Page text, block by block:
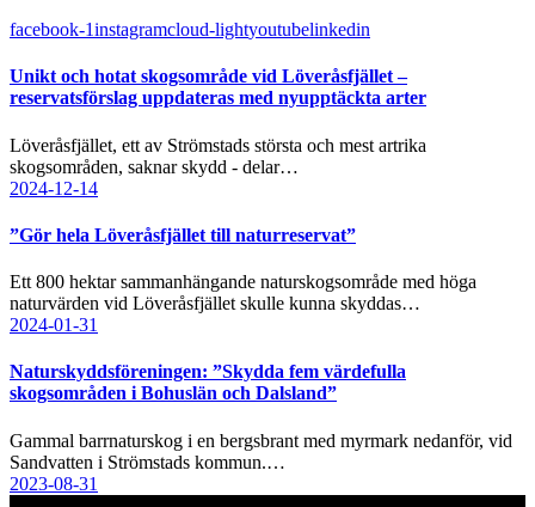
facebook-1instagramcloud-lightyoutubelinkedin
Unikt och hotat skogsområde vid Löveråsfjället –
reservatsförslag uppdateras med nyupptäckta arter
Löveråsfjället, ett av Strömstads största och mest artrika
skogsområden, saknar skydd - delar…
2024-12-14
”Gör hela Löveråsfjället till naturreservat”
Ett 800 hektar sammanhängande naturskogsområde med höga
naturvärden vid Löveråsfjället skulle kunna skyddas…
2024-01-31
Naturskyddsföreningen: ”Skydda fem värdefulla
skogsområden i Bohuslän och Dalsland”
Gammal barrnaturskog i en bergsbrant med myrmark nedanför, vid
Sandvatten i Strömstads kommun.…
2023-08-31